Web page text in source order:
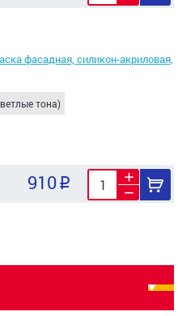
фасадная, силикон-акриловая,
тона)
910